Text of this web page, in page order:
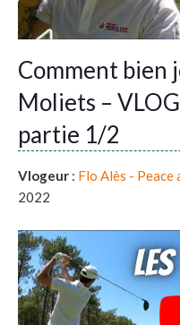
Comment bien
Moliets –
partie 1/2
Vlogeur : Flo Alès - Peace
2022